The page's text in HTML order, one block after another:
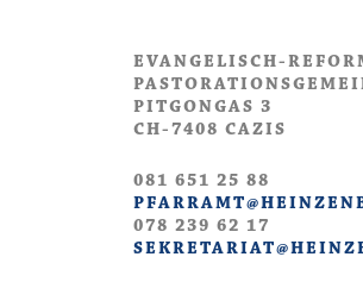
EVANGELISCH-
PITGONGAS 3
CH-7408 CAZIS
081 651 25 88
078 239 62 17